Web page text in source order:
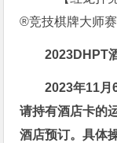
2023DHPT
2023年11月
请持有酒店卡的
酒店预订。具体